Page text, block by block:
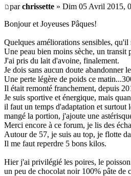
parchrissette » Dim 05 Avril 2015,
Bonjour et Joyeuses Pâques!
Quelques améliorations sensibles,
Une peau bien moins sèche, un transit
J'ai pris du lait d'avoine, finalement.
Je dois sans aucun doute abandonner
Une perte légère de poids ce
Il était remonté franchement, depuis
Je suis sportive et énergique, mais
il faut un temps d'adaptation et surtout
mangé la portion, j'ajoute une
Merci encore à ce forum, je lis des
Autour de 57, je suis au top, je flotte
Il me faut reperdre 5 bons kilos.
Hier j'ai privilégié les poires, le
un peu de chocolat noir 100% pâte de